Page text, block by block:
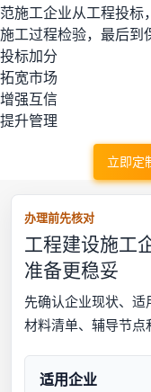
范施工企业从工程投标
施工过程检验，最后到
投标加分
拓宽市场
增强互信
提升管理
立即定
办理前先核对
工程建设施工
准备更稳妥
先确认企业现状、
材料清单、辅导节点
适用企业